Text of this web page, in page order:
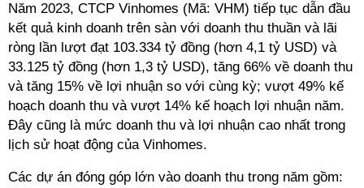
Năm 2023, CTCP Vinhomes (Mã: VHM) tiếp tục dẫn đầu
kết quả kinh doanh trên sàn với doanh thu thuần và lãi
ròng lần lượt đạt 103.334 tỷ đồng (hơn 4,1 tỷ USD) và
33.125 tỷ đồng (hơn 1,3 tỷ USD), tăng 66% về doanh thu
và tăng 15% về lợi nhuận so với cùng kỳ; vượt 49% kế
hoạch doanh thu và vượt 14% kế hoạch lợi nhuận năm.
Đây cũng là mức doanh thu và lợi nhuận cao nhất trong
lịch sử hoạt động của Vinhomes.
Các dự án đóng góp lớn vào doanh thu trong năm gồm: